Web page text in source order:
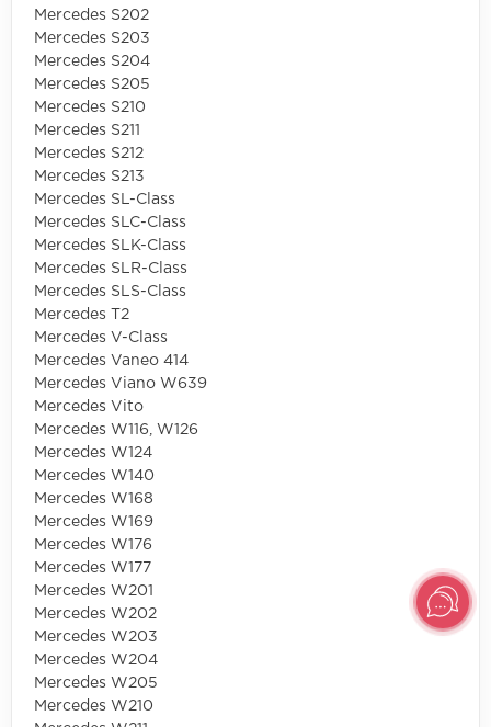
Mercedes S202
Mercedes S203
Mercedes S204
Mercedes S205
Mercedes S210
Mercedes S211
Mercedes S212
Mercedes S213
Mercedes SL-Class
Mercedes SLC-Class
Mercedes SLK-Class
Mercedes SLR-Class
Mercedes SLS-Class
Mercedes T2
Mercedes V-Class
Mercedes Vaneo 414
Mercedes Viano W639
Mercedes Vito
Mercedes W116, W126
Mercedes W124
Mercedes W140
Mercedes W168
Mercedes W169
Mercedes W176
Mercedes W177
Mercedes W201
Mercedes W202
Mercedes W203
Mercedes W204
Mercedes W205
Mercedes W210